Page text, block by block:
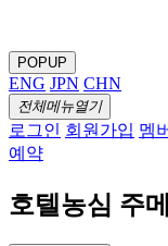
POPUP
ENG JPN CHN
전체메뉴열기
로그인 회원가입 멤
예약
호텔농심 주